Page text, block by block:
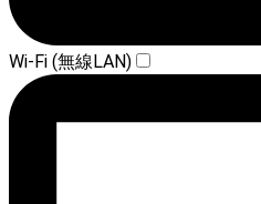
Wi-Fi (無線LAN)